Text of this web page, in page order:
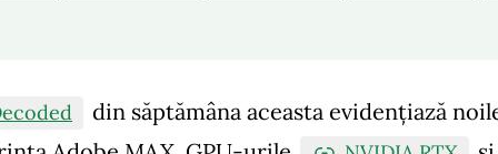
din săptămâna aceasta evidențiază